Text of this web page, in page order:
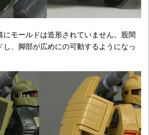
にモールドは造形されていません。股間
、脚部が広めにの可動するようになっ